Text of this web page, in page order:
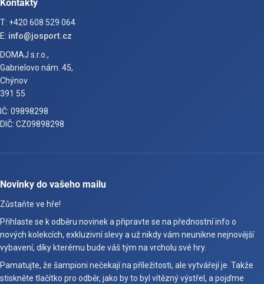
Kontakty
T: +420 608 529 064
E: info@josport.cz
DOMAJ s.r.o.,
Gabrielovo nám. 45,
Chýnov
391 55
IČ: 09898298
DIČ: CZ09898298
Novinky do vašeho mailu
Zůstaňte ve hře!
Přihlaste se k odběru novinek a připravte se na přednostní info o
nových kolekcích, exkluzivní slevy a už nikdy vám neunikne nejnovější
vybavení, díky kterému bude váš tým na vrcholu své hry.
Pamatujte, že šampioni nečekají na příležitosti, ale vytvářejí je. Takže
stiskněte tlačítko pro odběr, jako by to byl vítězný výstřel, a pojďme